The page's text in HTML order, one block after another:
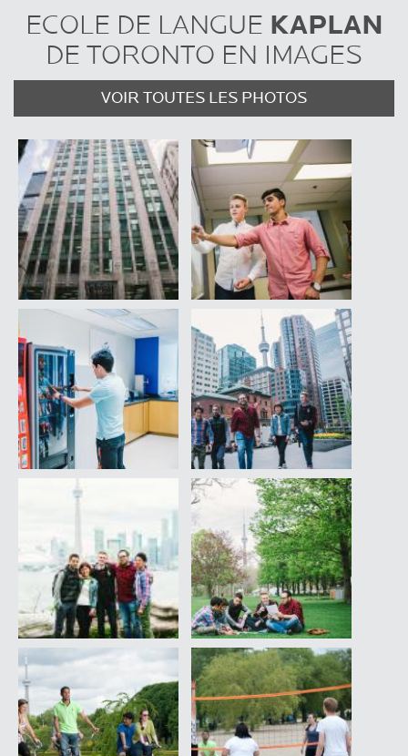
ECOLE DE LANGUE KAPLAN
DE TORONTO EN IMAGES
VOIR TOUTES LES PHOTOS